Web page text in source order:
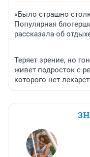
«Было страшно
Популярная
рассказала об
Теряет зрение, но
живет подросток с
которого нет